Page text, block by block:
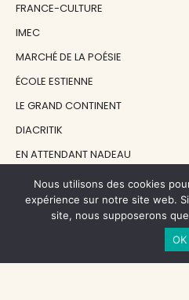
FRANCE-CULTURE
IMEC
MARCHÉ DE LA POÉSIE
ÉCOLE ESTIENNE
LE GRAND CONTINENT
DIACRITIK
EN ATTENDANT NADEAU
NOS SOUTIENS
Nous utilisons des cookies
expérience sur notre site web.
site, nous supposerons
OK